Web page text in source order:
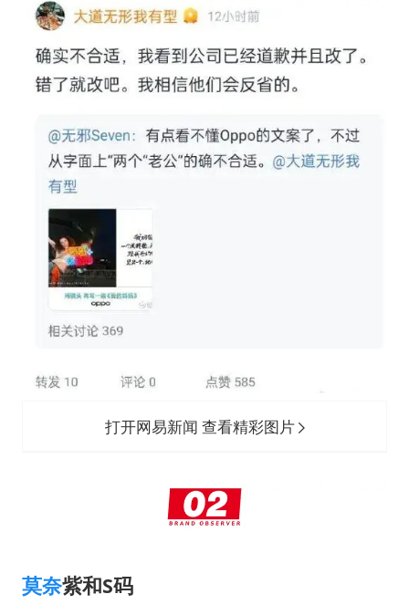
打开网易新闻 查看精彩图片
莫奈紫和S码